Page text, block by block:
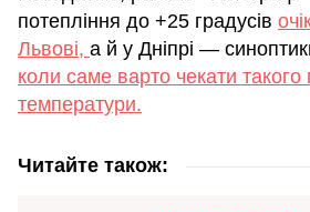
потепління до +25 градусів
Львові, а й у Дніпрі —
коли саме варто чекати
температури.
Читайте також: